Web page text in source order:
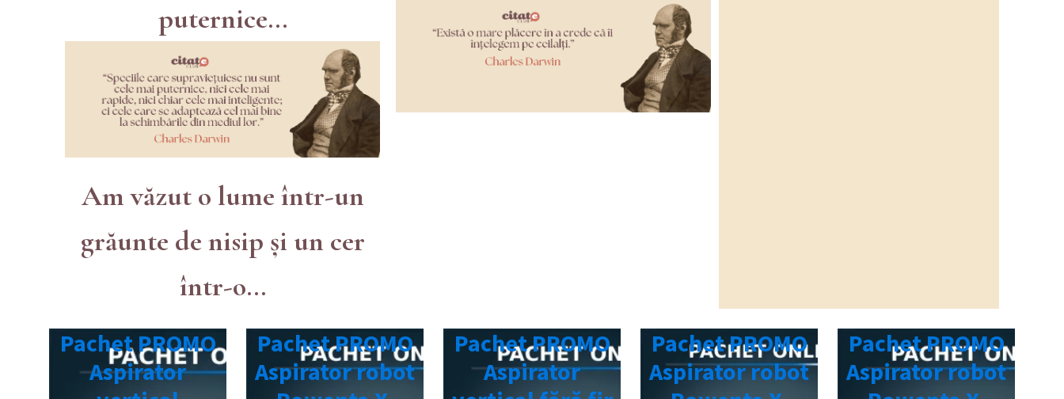
puternice...
Am văzut o lume într-un
grăunte de nisip și un cer
într-o...